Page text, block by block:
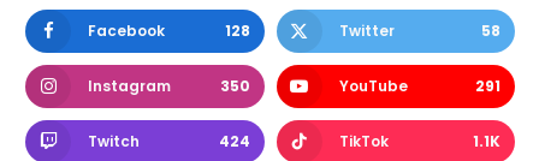
Facebook 128 Twitter 58
Instagram 350 YouTube 291
Twitch 424 TikTok 1.1K